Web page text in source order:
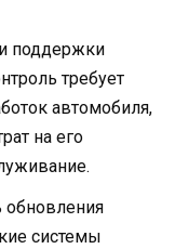
поддержки
требует
автомобиля,
на его
обновления
системы